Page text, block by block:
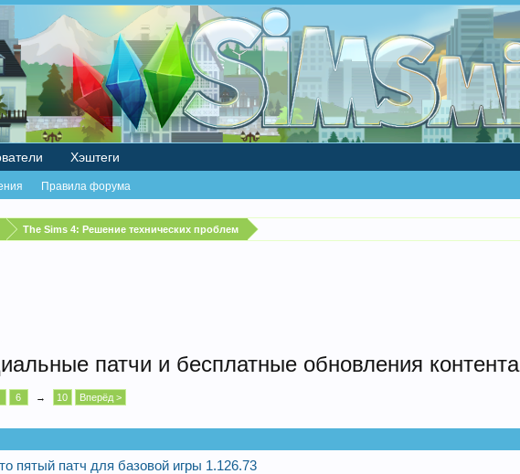
The Sims 4: Решение технических проблем
патчи и бесплатные обновления контента
6 → 10 Вперёд >
пятый патч для базовой игры 1.126.73
Правила форума
Хэштеги